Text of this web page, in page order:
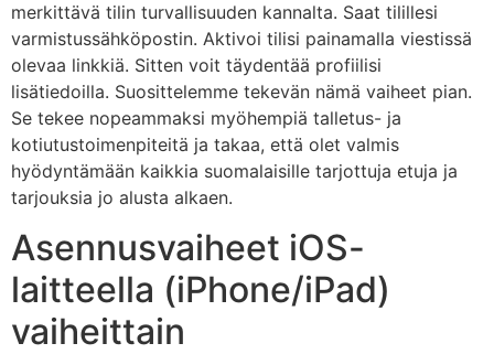
merkittävä tilin turvallisuuden kannalta. Saat tilillesi
varmistussähköpostin. Aktivoi tilisi painamalla viestissä
olevaa linkkiä. Sitten voit täydentää profiilisi
lisätiedoilla. Suosittelemme tekevän nämä vaiheet pian.
Se tekee nopeammaksi myöhempiä talletus- ja
kotiutustoimenpiteitä ja takaa, että olet valmis
hyödyntämään kaikkia suomalaisille tarjottuja etuja ja
tarjouksia jo alusta alkaen.
Asennusvaiheet iOS-
laitteella (iPhone/iPad)
vaiheittain